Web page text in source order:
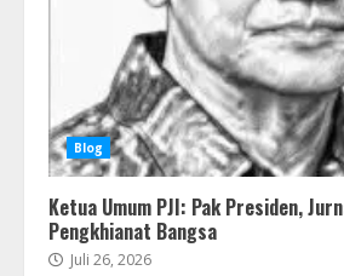
Blog
Ketua Umum PJI: Pak Presiden,
Pengkhianat Bangsa
Juli 26, 2026